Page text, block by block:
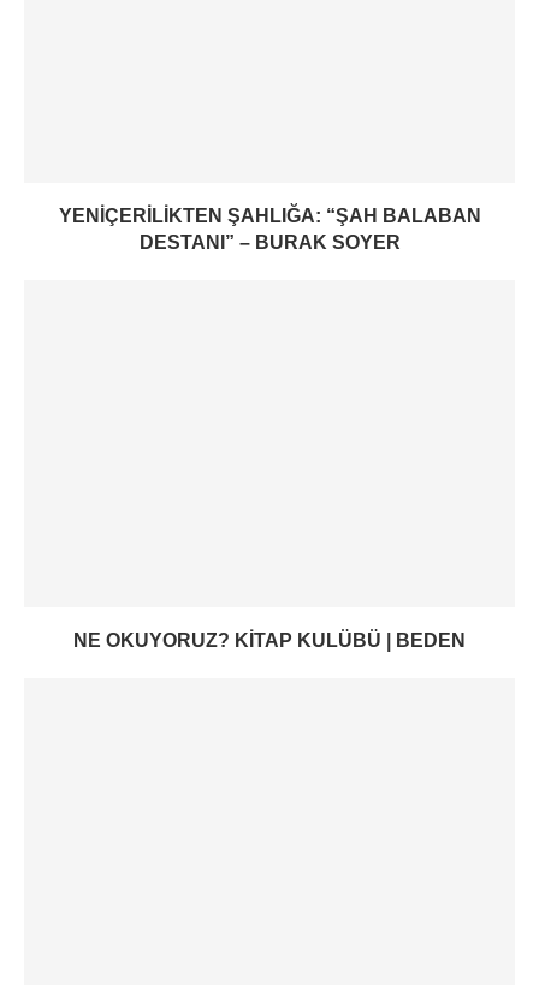
YENIÇERILIKTEN ŞAHLIĞA: “ŞAH BALABAN
DESTANI” – BURAK SOYER
NE OKUYORUZ? KITAP KULÜBÜ | BEDEN